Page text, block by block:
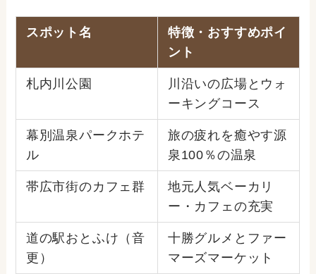
スポット名
特徴・おすすめポイ
ント
札内川公園
川沿いの広場とウォ
ーキングコース
幕別温泉パークホテ
ル
旅の疲れを癒やす源
泉100％の温泉
帯広市街のカフェ群
地元人気ベーカリ
ー・カフェの充実
道の駅おとふけ（音
更）
十勝グルメとファー
マーズマーケット